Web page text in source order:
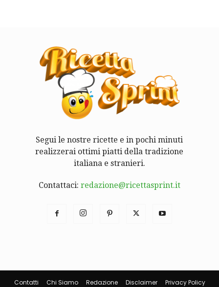
Segui le nostre ricette e in pochi minuti
realizzerai ottimi piatti della tradizione
italiana e stranieri.
Contattaci: redazione@ricettasprint.it
Contatti Chi Siamo Redazione Disclaimer Privacy Policy